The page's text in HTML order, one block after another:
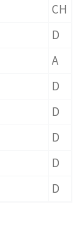
CH
D
A
D
D
D
D
D